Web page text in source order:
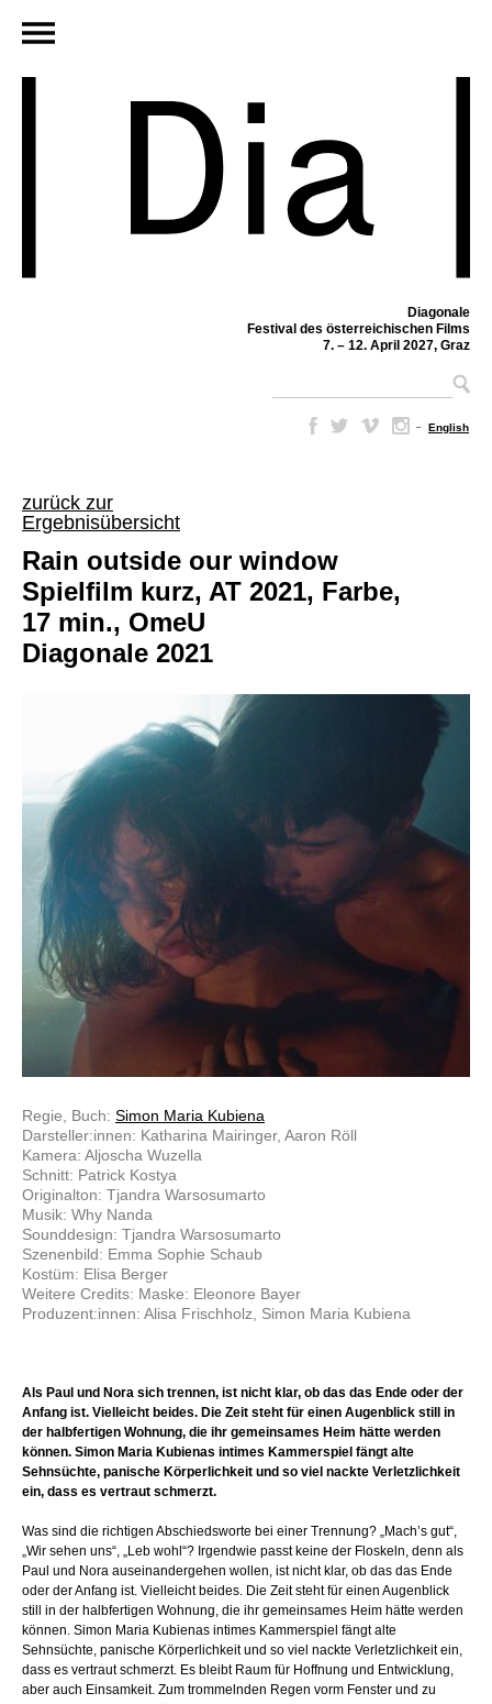
Diagonale
Festival des österreichischen Films
7. – 12. April 2027, Graz
– English
zurück zur
Ergebnisübersicht
Rain outside our window
Spielfilm kurz, AT 2021, Farbe,
17 min., OmeU
Diagonale 2021
Regie, Buch: Simon Maria Kubiena
Darsteller:innen: Katharina Mairinger, Aaron Röll
Kamera: Aljoscha Wuzella
Schnitt: Patrick Kostya
Originalton: Tjandra Warsosumarto
Musik: Why Nanda
Sounddesign: Tjandra Warsosumarto
Szenenbild: Emma Sophie Schaub
Kostüm: Elisa Berger
Weitere Credits: Maske: Eleonore Bayer
Produzent:innen: Alisa Frischholz, Simon Maria Kubiena
Als Paul und Nora sich trennen, ist nicht klar, ob das das Ende oder der
Anfang ist. Vielleicht beides. Die Zeit steht für einen Augenblick still in
der halbfertigen Wohnung, die ihr gemeinsames Heim hätte werden
können. Simon Maria Kubienas intimes Kammerspiel fängt alte
Sehnsüchte, panische Körperlichkeit und so viel nackte Verletzlichkeit
ein, dass es vertraut schmerzt.
Was sind die richtigen Abschiedsworte bei einer Trennung? „Mach’s gut“,
„Wir sehen uns“, „Leb wohl“? Irgendwie passt keine der Floskeln, denn als
Paul und Nora auseinandergehen wollen, ist nicht klar, ob das das Ende
oder der Anfang ist. Vielleicht beides. Die Zeit steht für einen Augenblick
still in der halbfertigen Wohnung, die ihr gemeinsames Heim hätte werden
können. Simon Maria Kubienas intimes Kammerspiel fängt alte
Sehnsüchte, panische Körperlichkeit und so viel nackte Verletzlichkeit ein,
dass es vertraut schmerzt. Es bleibt Raum für Hoffnung und Entwicklung,
aber auch Einsamkeit. Zum trommelnden Regen vorm Fenster und zu